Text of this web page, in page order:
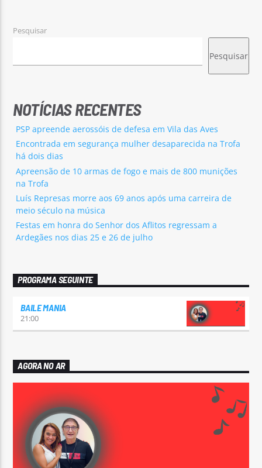
Pesquisar
Pesquisar
NOTÍCIAS RECENTES
PSP apreende aerossóis de defesa em Vila das Aves
Encontrada em segurança mulher desaparecida na Trofa
há dois dias
Apreensão de 10 armas de fogo e mais de 800 munições
na Trofa
Luís Represas morre aos 69 anos após uma carreira de
meio século na música
Festas em honra do Senhor dos Aflitos regressam a
Ardegães nos dias 25 e 26 de julho
PROGRAMA SEGUINTE
BAILE MANIA
21:00
AGORA NO AR